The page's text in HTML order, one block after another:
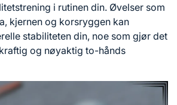
i rutinen din. Øvelser som
kjernen og korsryggen kan
stabiliteten din, noe som gjør det
og nøyaktig to-hånds